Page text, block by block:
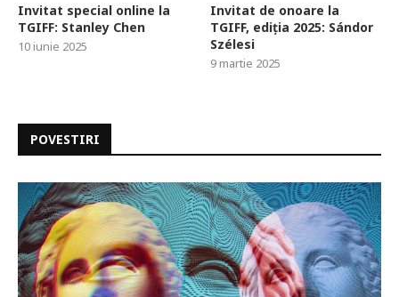
Invitat special online la
TGIFF: Stanley Chen
10 iunie 2025
Invitat de onoare la
TGIFF, ediția 2025: Sándor
Szélesi
9 martie 2025
POVESTIRI